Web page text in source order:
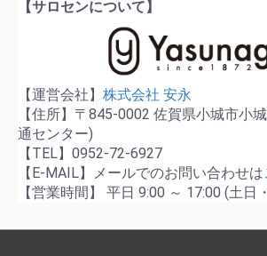
【サロセンについて】
【運営会社】 株式会社 安永
【住所】〒845-0002 佐賀県小城市小
通センター)
【TEL】0952-72-6927
【E-MAIL】メールでのお問い合わせは
【営業時間】 平日 9:00 ～ 17:00 (土日